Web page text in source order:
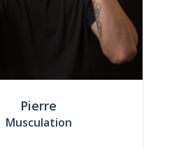
Pierre
Musculation